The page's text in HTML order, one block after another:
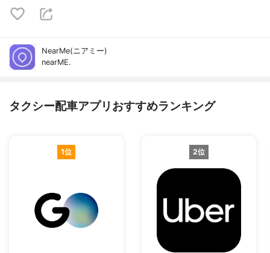
NearMe(ニアミー)
nearME.
タクシー配車アプリおすすめランキング
1位 2位